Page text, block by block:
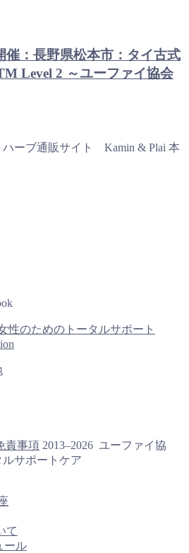
催：長野県松本市：タイ古式
Level 2 ～ユーファイ協会
ーブ通販サイト Kamin & Plai 本
性のためのトータルサポート
責事項 2013–2026 ユーファイ協
サポートケア
て
ール